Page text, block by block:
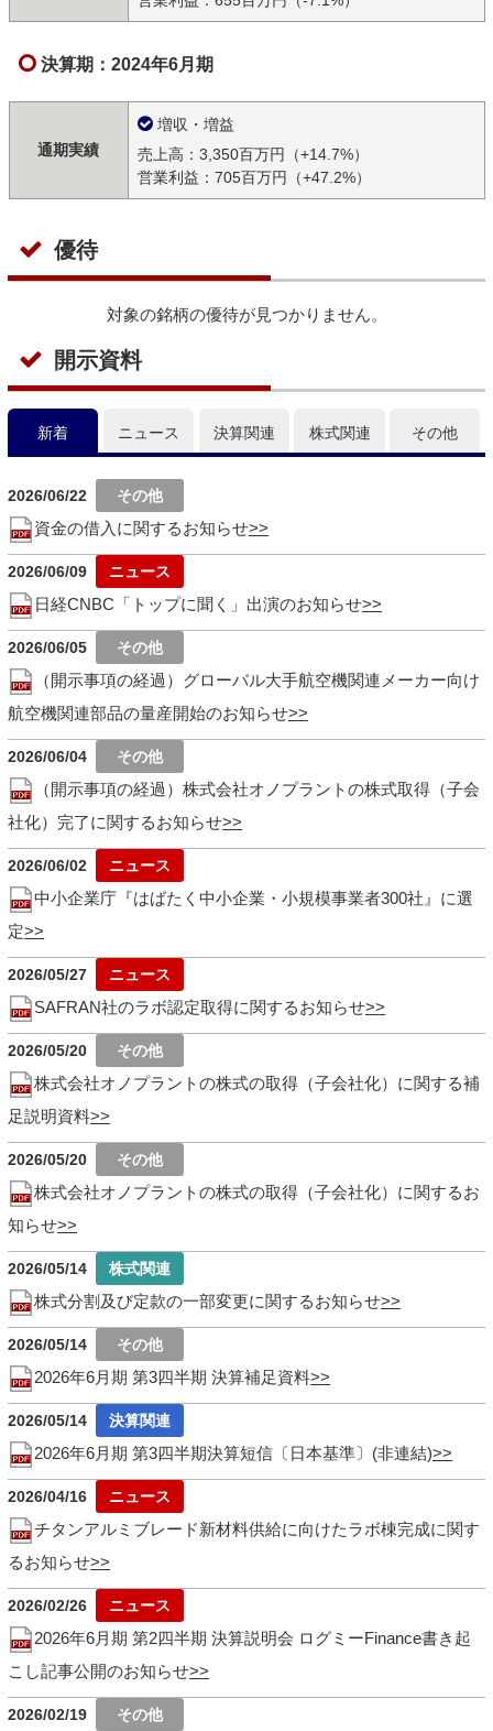
決算期：2024年6月期
通期実績
増収・増益
売上高：3,350百万円（+14.7%）
営業利益：705百万円（+47.2%）
優待
対象の銘柄の優待が見つかりません。
開示資料
新着 ニュース 決算関連 株式関連 その他
2026/06/22
資金の借入に関するお知らせ
2026/06/09
日経CNBC「トップに聞く」出演のお知らせ
2026/06/05
（開示事項の経過）グローバル大手航空機関連メーカー向け
航空機関連部品の量産開始のお知らせ
2026/06/04
（開示事項の経過）株式会社オノプラントの株式取得（子会
社化）完了に関するお知らせ
2026/06/02
中小企業庁『はばたく中小企業・小規模事業者300社』に選
定
2026/05/27
SAFRAN社のラボ認定取得に関するお知らせ
2026/05/20
株式会社オノプラントの株式の取得（子会社化）に関する補
足説明資料
2026/05/20
株式会社オノプラントの株式の取得（子会社化）に関するお
知らせ
2026/05/14
株式分割及び定款の一部変更に関するお知らせ
2026/05/14
2026年6月期 第3四半期 決算補足資料
2026/05/14
2026年6月期 第3四半期決算短信〔日本基準〕(非連結)
2026/04/16
チタンアルミブレード新材料供給に向けたラボ棟完成に関す
るお知らせ
2026/02/26
2026年6月期 第2四半期 決算説明会 ログミーFinance書き起
こし記事公開のお知らせ
2026/02/19